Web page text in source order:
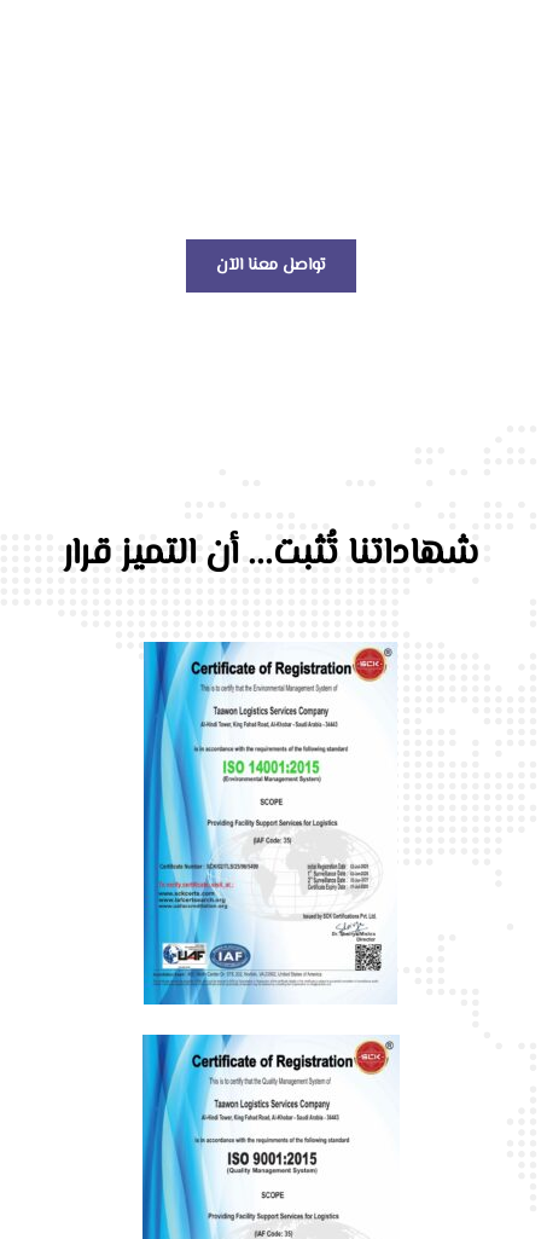
تواصل معنا الآن
شهاداتنا تُثبت... أن التميز قرار